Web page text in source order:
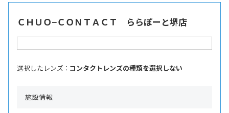
ＣＨＵＯ−ＣＯＮＴＡＣＴ ららぽーと堺店
選択したレンズ ： コンタクトレンズの種類を選択しない
施設情報